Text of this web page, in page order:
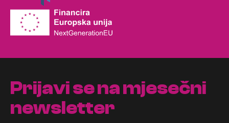
Prijavi se na mjesečni
newsletter